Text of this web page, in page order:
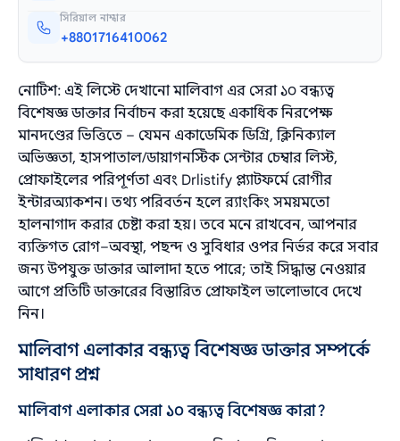
সিরিয়াল নাম্বার
+8801716410062
নোটিশ: এই লিস্টে দেখানো মালিবাগ এর সেরা ১০ বন্ধ্যত্ব
বিশেষজ্ঞ ডাক্তার নির্বাচন করা হয়েছে একাধিক নিরপেক্ষ
মানদণ্ডের ভিত্তিতে – যেমন একাডেমিক ডিগ্রি, ক্লিনিক্যাল
অভিজ্ঞতা, হাসপাতাল/ডায়াগনস্টিক সেন্টার চেম্বার লিস্ট,
প্রোফাইলের পরিপূর্ণতা এবং Drlistify প্ল্যাটফর্মে রোগীর
ইন্টারঅ্যাকশন। তথ্য পরিবর্তন হলে র‌্যাংকিং সময়মতো
হালনাগাদ করার চেষ্টা করা হয়। তবে মনে রাখবেন, আপনার
ব্যক্তিগত রোগ–অবস্থা, পছন্দ ও সুবিধার ওপর নির্ভর করে সবার
জন্য উপযুক্ত ডাক্তার আলাদা হতে পারে; তাই সিদ্ধান্ত নেওয়ার
আগে প্রতিটি ডাক্তারের বিস্তারিত প্রোফাইল ভালোভাবে দেখে
নিন।
মালিবাগ এলাকার বন্ধ্যত্ব বিশেষজ্ঞ ডাক্তার সম্পর্কে
সাধারণ প্রশ্ন
মালিবাগ এলাকার সেরা ১০ বন্ধ্যত্ব বিশেষজ্ঞ কারা?